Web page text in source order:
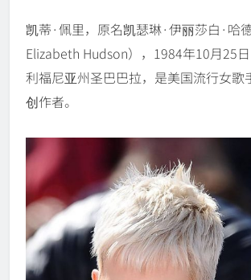
凯蒂·佩里，原名凯瑟琳·伊丽莎白·哈
Elizabeth Hudson），1984年10月25
利福尼亚州圣巴巴拉，是美国流行女歌
创作者。